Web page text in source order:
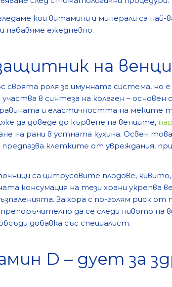
кои витамини и минерали са най-
набавяме ежедневно.
на
своята роля за имунната система, но
в синтеза на колаген –
и еластичността на меките
да доведе до кървене на венците,
на рани в устната кухина. Освен
клетките от увреждания,
са цитрусовите плодове,
консумация на тези храни укрепва
За хора с по-голям риск
да се следи нивото на
добавка със специалист.
D – дует за